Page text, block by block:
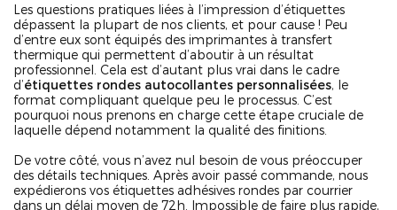
Les questions pratiques liées à l’impression d’étiquettes
dépassent la plupart de nos clients, et pour cause ! Peu
d’entre eux sont équipés des imprimantes à transfert
thermique qui permettent d’aboutir à un résultat
professionnel. Cela est d’autant plus vrai dans le cadre
d’étiquettes rondes autocollantes personnalisées, le
format compliquant quelque peu le processus. C’est
pourquoi nous prenons en charge cette étape cruciale de
laquelle dépend notamment la qualité des finitions.
De votre côté, vous n’avez nul besoin de vous préoccuper
des détails techniques. Après avoir passé commande, nous
expédierons vos étiquettes adhésives rondes par courrier
dans un délai moyen de 72h. Impossible de faire plus rapide,